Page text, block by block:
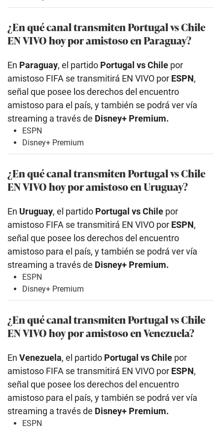
¿En qué canal transmiten Portugal vs Chile
EN VIVO hoy por amistoso en Paraguay?
En Paraguay, el partido Portugal vs Chile por
amistoso FIFA se transmitirá EN VIVO por ESPN,
señal que posee los derechos del encuentro
amistoso para el país, y también se podrá ver vía
streaming a través de Disney+ Premium.
ESPN
Disney+ Premium
¿En qué canal transmiten Portugal vs Chile
EN VIVO hoy por amistoso en Uruguay?
En Uruguay, el partido Portugal vs Chile por
amistoso FIFA se transmitirá EN VIVO por ESPN,
señal que posee los derechos del encuentro
amistoso para el país, y también se podrá ver vía
streaming a través de Disney+ Premium.
ESPN
Disney+ Premium
¿En qué canal transmiten Portugal vs Chile
EN VIVO hoy por amistoso en Venezuela?
En Venezuela, el partido Portugal vs Chile por
amistoso FIFA se transmitirá EN VIVO por ESPN,
señal que posee los derechos del encuentro
amistoso para el país, y también se podrá ver vía
streaming a través de Disney+ Premium.
ESPN